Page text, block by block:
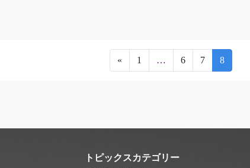
« 1 … 6 7 8
トピックスカテゴリー